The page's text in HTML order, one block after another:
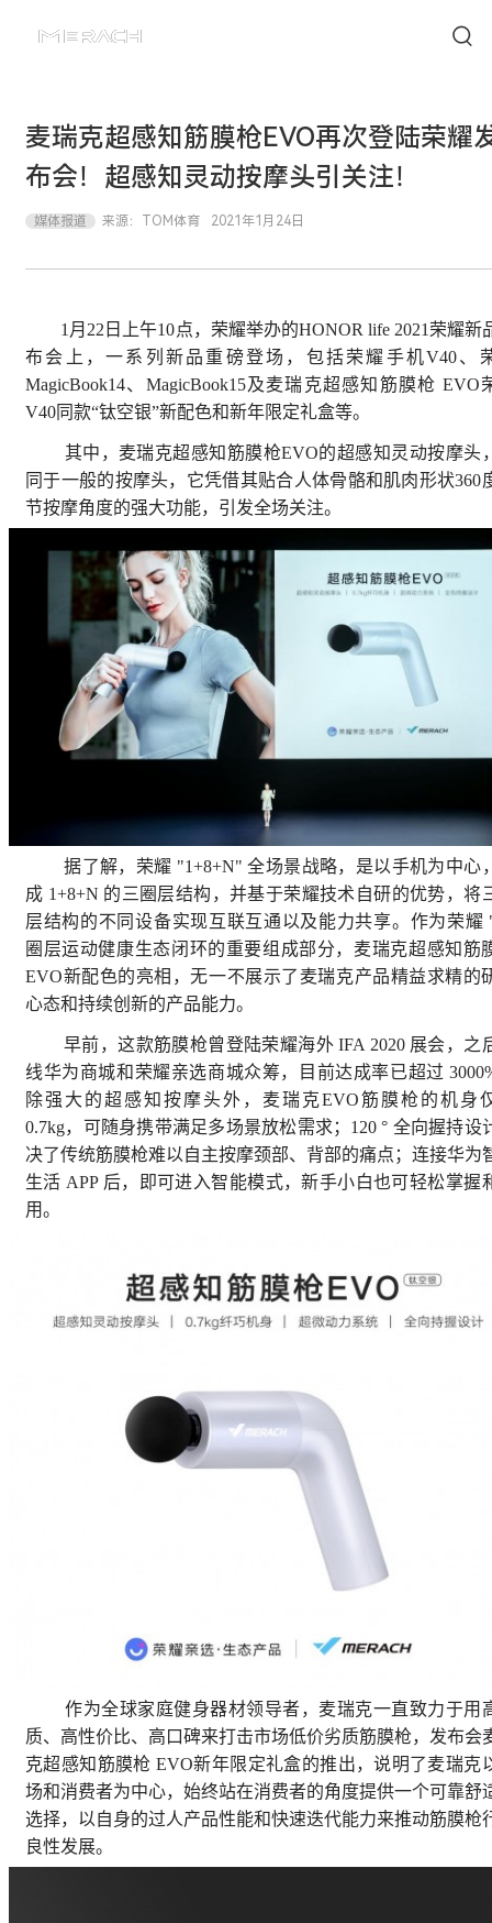
麦瑞克超感知筋膜枪EVO再次登陆荣耀
布会！超感知灵动按摩头引关注！
媒体报道 来源： TOM体育 2021年1月24日
1月22日上午10点，荣耀举办的HONOR life 2021荣耀新
布会上，一系列新品重磅登场，包括荣耀手机V40、
MagicBook14、MagicBook15及麦瑞克超感知筋膜枪 EVO
V40同款“钛空银”新配色和新年限定礼盒等。
其中，麦瑞克超感知筋膜枪EVO的超感知灵动按摩头
同于一般的按摩头，它凭借其贴合人体骨骼和肌肉形状360
节按摩角度的强大功能，引发全场关注。
据了解，荣耀 "1+8+N" 全场景战略，是以手机为中心
成 1+8+N 的三圈层结构，并基于荣耀技术自研的优势，将
层结构的不同设备实现互联互通以及能力共享。作为荣耀
圈层运动健康生态闭环的重要组成部分，麦瑞克超感知筋
EVO新配色的亮相，无一不展示了麦瑞克产品精益求精的
心态和持续创新的产品能力。
早前，这款筋膜枪曾登陆荣耀海外 IFA 2020 展会，之
线华为商城和荣耀亲选商城众筹，目前达成率已超过
除强大的超感知按摩头外，麦瑞克EVO筋膜枪的机身
0.7kg，可随身携带满足多场景放松需求；120 ° 全向握持设
决了传统筋膜枪难以自主按摩颈部、背部的痛点；连接华为
生活 APP 后，即可进入智能模式，新手小白也可轻松掌握
用。
作为全球家庭健身器材领导者，麦瑞克一直致力于用
质、高性价比、高口碑来打击市场低价劣质筋膜枪，发布会
克超感知筋膜枪 EVO新年限定礼盒的推出，说明了麦瑞克
场和消费者为中心，始终站在消费者的角度提供一个可靠舒
选择，以自身的过人产品性能和快速迭代能力来推动筋膜枪
良性发展。